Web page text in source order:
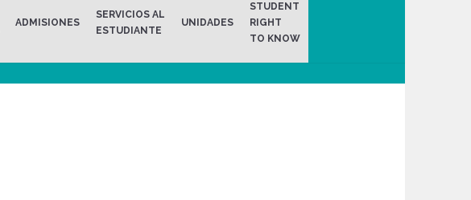
ADMISIONES
SERVICIOS AL
ESTUDIANTE
UNIDADES
STUDENT
RIGHT
TO KNOW
Home /Pharmacies & Drug Stores